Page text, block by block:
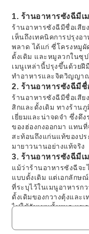
1. ร้านอาหารซังฉีมีเ
ร้านอาหารซังฉีมีชื่อเสีย
เห็นถึงเทคนิคการปรุงอ
พลาด ได้แก่ ซี่โครงหมูผั
ดั้งเดิม และหมูลวกในซุ
เมนูเหล่านี้ปรุงขึ้นด้วย
ทำอาหารและจิตวิญญา
2. ร้านอาหารซังฉีมีชื่
ร้านอาหารซังฉีมีชื่อเสีย
สิกและดั้งเดิม ทางร้าน
เยี่ยมและน่าจดจำ ซึ่งดึ
ของฮ่องกงออกมา แทน
สะท้อนถึงแก่นแท้ของปร
มายาวนานอย่างแท้จริง
3. ร้านอาหารซังฉีมีเ
แม้ว่าร้านอาหารซังฉีจะ
แบบดั้งเดิม แต่เอกลักษ
ที่ระบุไว้ในเมนูอาหารก
ดั้งเดิมของกวางตุ้งและ
ไปใช้กับเมนูทั้งหมด แข
หลากหลายรายการ ซึ่ง
ลักษณะเฉพาะของภูมิภาค